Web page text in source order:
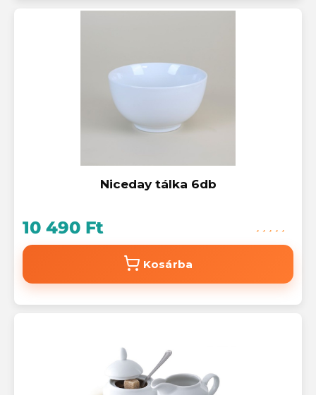
Niceday tálka 6db
10 490 Ft
Kosárba